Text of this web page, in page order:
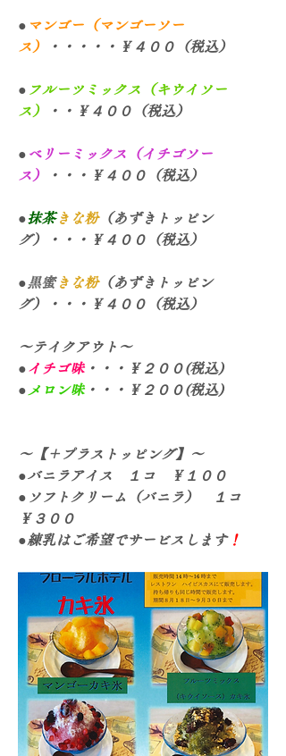
● マンゴー（マンゴーソー
ス）
・・・・・￥４００（税込）
● フルーツミックス（キウイソー
ス）
・・￥４００（税込）
● ベリーミックス（イチゴソー
ス）
・・・￥４００（税込）
●抹茶きな粉（あずきトッピン
グ）・・・￥４００（税込）
●黒蜜きな粉（あずきトッピン
グ）・・・￥４００（税込）
～テイクアウト～
●イチゴ味・・・￥２００(税込)
● メロン味・・・￥２００(税込)
～【＋プラストッピング】～
●バニラアイス　１コ　￥１００
●ソフトクリーム（バニラ）　１コ
￥３００
●練乳はご希望でサービスします！